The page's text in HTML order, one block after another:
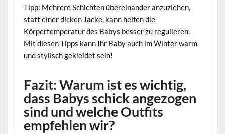
Tipp: Mehrere Schichten übereinander anzuziehen,
statt einer dicken Jacke, kann helfen die
Körpertemperatur des Babys besser zu regulieren.
Mit diesen Tipps kann Ihr Baby auch im Winter warm
und stylisch gekleidet sein!
Fazit: Warum ist es wichtig,
dass Babys schick angezogen
sind und welche Outfits
empfehlen wir?